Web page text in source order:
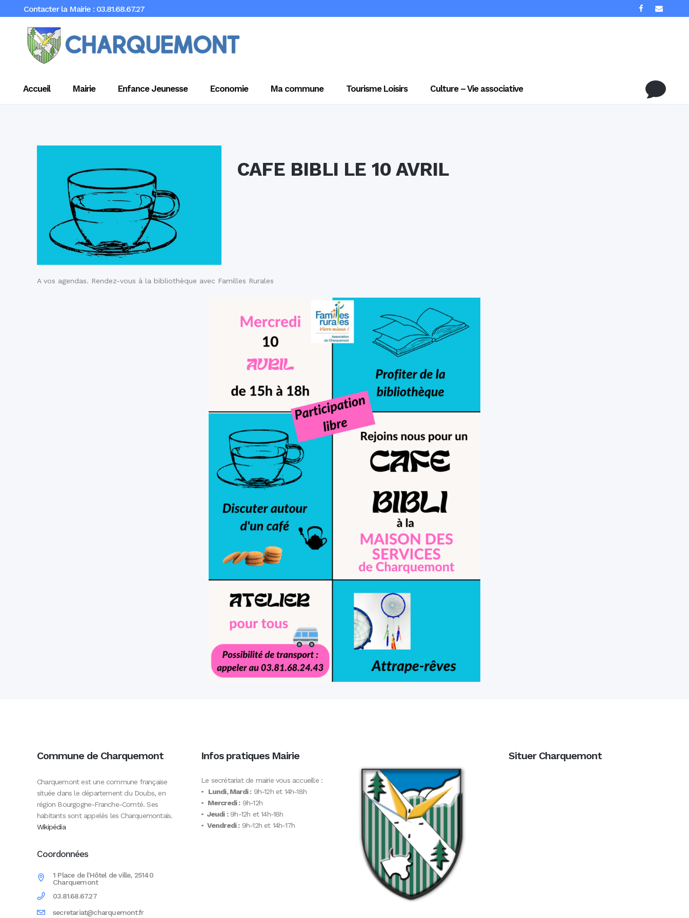
Contacter la Mairie : 03.81.68.67.27
Accueil Mairie Enfance Jeunesse Economie Ma commune Tourisme Loisirs Culture – Vie associative
CAFE BIBLI LE 10 AVRIL
A vos agendas. Rendez-vous à la bibliothèque avec Familles Rurales
Commune de Charquemont
Charquemont est une commune française
située dans le département du Doubs, en
région Bourgogne-Franche-Comté. Ses
habitants sont appelés les Charquemontais.
Wikipédia
Coordonnées
1 Place de l'Hôtel de ville, 25140
Charquemont
03.81.68.67.27
secretariat@charquemont.fr
Infos pratiques Mairie
Le secrétariat de mairie vous accueille :
• Lundi, Mardi :9h-12h et 14h-18h
• Mercredi :9h-12h
• Jeudi :9h-12h et 14h-18h
• Vendredi :9h-12h et 14h-17h
Situer Charquemont